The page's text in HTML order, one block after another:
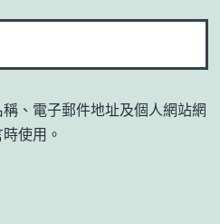
、電子郵件地址及個人網站網
使用。